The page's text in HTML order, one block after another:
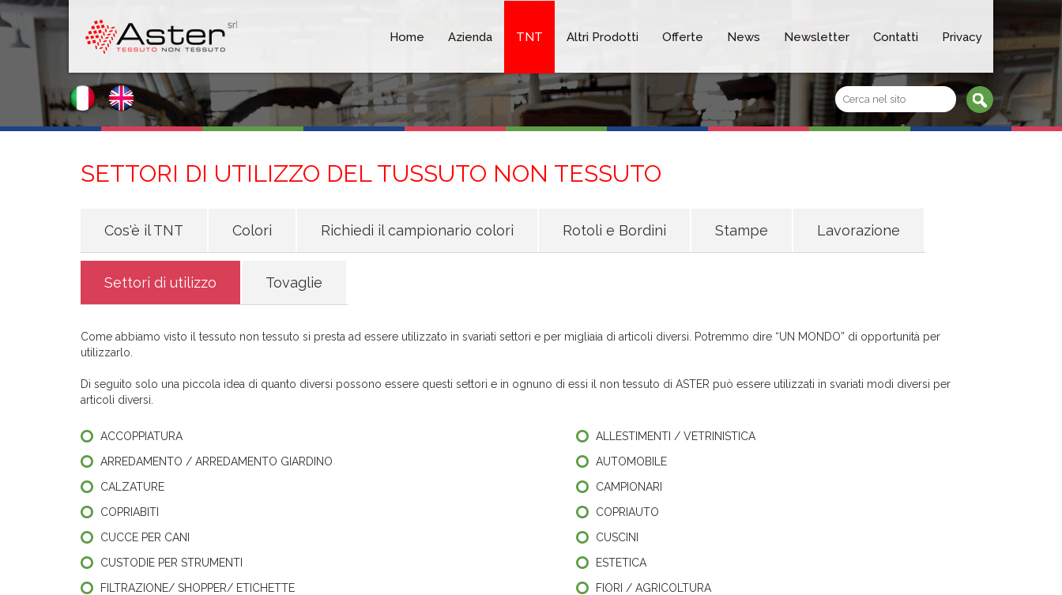
Home Azienda TNT Altri Prodotti Offerte News Newsletter Contatti Privacy
SETTORI DI UTILIZZO DEL TUSSUTO NON TESSUTO
Cos'è il TNT Colori Richiedi il campionario colori Rotoli e Bordini Stampe Lavorazione
Settori di utilizzo Tovaglie
Come abbiamo visto il tessuto non tessuto si presta ad essere utilizzato in svariati settori e per migliaia di articoli diversi. Potremmo dire “UN MONDO” di opportunità per
utilizzarlo.
Di seguito solo una piccola idea di quanto diversi possono essere questi settori e in ognuno di essi il non tessuto di ASTER può essere utilizzati in svariati modi diversi per
articoli diversi.
ACCOPPIATURA
ARREDAMENTO / ARREDAMENTO GIARDINO
CALZATURE
COPRIABITI
CUCCE PER CANI
CUSTODIE PER STRUMENTI
FILTRAZIONE/ SHOPPER/ ETICHETTE
ALLESTIMENTI / VETRINISTICA
AUTOMOBILE
CAMPIONARI
COPRIAUTO
CUSCINI
ESTETICA
FIORI / AGRICOLTURA